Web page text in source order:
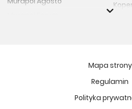
Mapa strony
Regulamin
Polityka